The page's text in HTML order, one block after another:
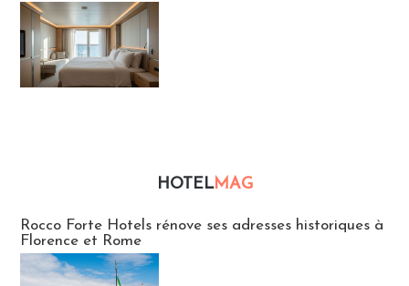
HOTELMAG
Rocco Forte Hotels rénove ses adresses historiques à
Florence et Rome